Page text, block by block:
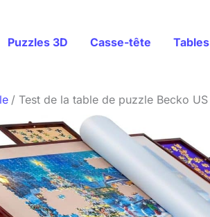
Puzzles 3D Casse-tête
Test de la table de puzzle Becko